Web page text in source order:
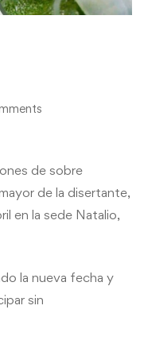
de sobre
de la disertante,
en la sede Natalio,
la nueva fecha y
sin